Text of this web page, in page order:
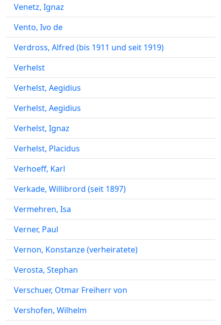
Venetz, Ignaz
Vento, Ivo de
Verdross, Alfred (bis 1911 und seit 1919)
Verhelst
Verhelst, Aegidius
Verhelst, Aegidius
Verhelst, Ignaz
Verhelst, Placidus
Verhoeff, Karl
Verkade, Willibrord (seit 1897)
Vermehren, Isa
Verner, Paul
Vernon, Konstanze (verheiratete)
Verosta, Stephan
Verschuer, Otmar Freiherr von
Vershofen, Wilhelm